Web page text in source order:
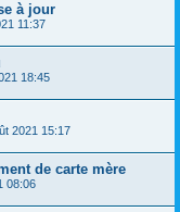
à jour
11:37
18:45
2021 15:17
de carte mère
08:06